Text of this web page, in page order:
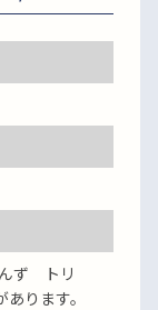
んず トリ
ります。